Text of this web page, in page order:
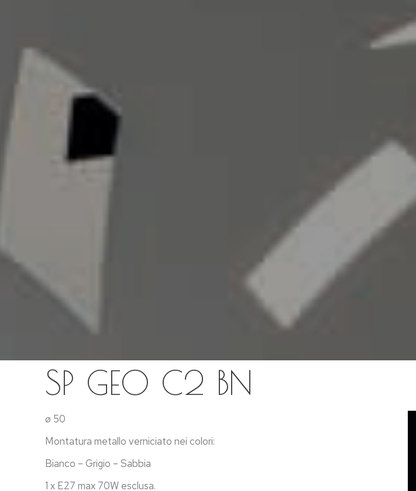
SP GEO C2 BN
ø 50
Montatura metallo verniciato nei colori:
Bianco – Grigio – Sabbia
1 x E27 max 70W esclusa.